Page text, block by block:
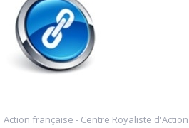
Action française - Centre Royaliste